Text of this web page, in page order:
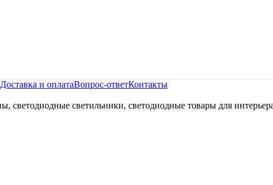
Доставка и оплатаВопрос-ответКонтакты
светодиодные светильники, светодиодные товары для